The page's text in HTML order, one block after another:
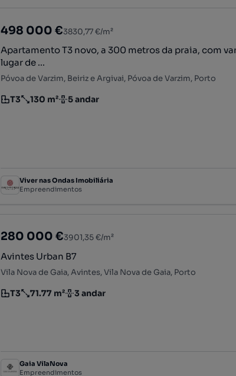
498 000 €3830,77 €/m²
Apartamento T3 novo, a 300 metros da praia, com
lugar de ...
Póvoa de Varzim, Beiriz e Argivai, Póvoa de Varzim, Porto
Tipologia
T3
Preço por metro quadrado
130 m²
Andar 5 andar
Viver nas Ondas Imobiliária
Empreendimentos
280 000 €3901,35 €/m²
Avintes Urban B7
Vila Nova de Gaia, Avintes, Vila Nova de Gaia, Porto
Tipologia
T3
Preço por metro quadrado
71.77 m²
Andar 3 andar
Gaia VilaNova
Empreendimentos